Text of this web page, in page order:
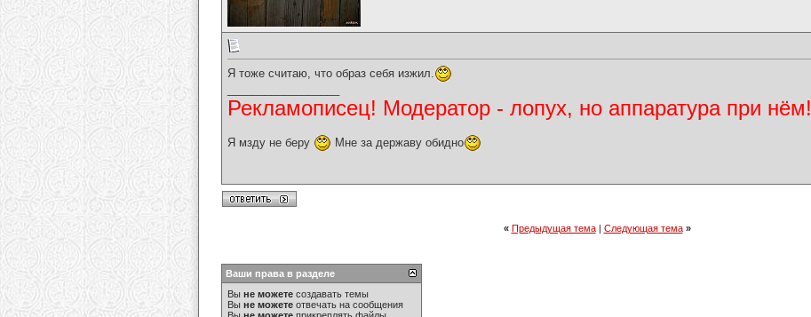
Я тоже считаю, что образ себя изжил.
Рекламописец! Модератор - лопух, но аппаратура при нём!
Я мзду не беру Мне за державу обидно
« Предыдущая тема| Следующая тема »
Ваши права в разделе
Вы не можете создавать темы
Вы не можете отвечать на сообщения